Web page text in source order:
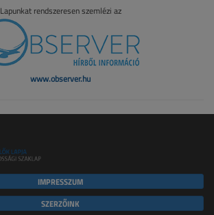
Lapunkat rendszeresen szemlézi az
www.observer.hu
IMPRESSZUM
SZERZŐINK